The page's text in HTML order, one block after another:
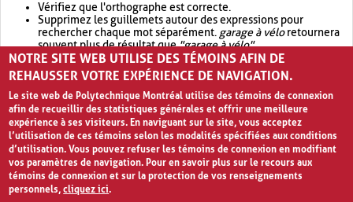
Vérifiez que l'orthographe est correcte.
Supprimez les guillemets autour des expressions pour
rechercher chaque mot séparément. garage à véloretournera
souvent plus de résultat que"garage à vélo".
Envisagez d'élargir votre recherche avec OR.garage OR vélo
retournera souvent plus de résultat quegarage à vélo
NOTRE SITE WEB UTILISE DES TÉMOINS AFIN DE
REHAUSSER VOTRE EXPÉRIENCE DE NAVIGATION.
Le site web de Polytechnique Montréal utilise des témoins de connexion
afin de recueillir des statistiques générales et offrir une meilleure
expérience à ses visiteurs. En naviguant sur le site, vous acceptez
l’utilisation de ces témoins selon les modalités spécifiées aux conditions
d’utilisation. Vous pouvez refuser les témoins de connexion en modifiant
vos paramètres de navigation. Pour en savoir plus sur le recours aux
témoins de connexion et sur la protection de vos renseignements
personnels,cliquez ici.